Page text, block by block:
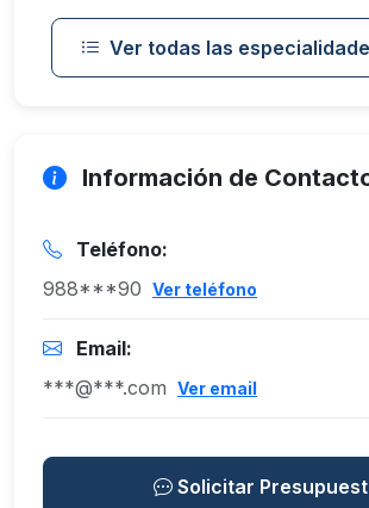
Ver todas las
Información de
Teléfono:
988***90 Ver teléfono
Email:
***@***.com Ver email
Solicitar